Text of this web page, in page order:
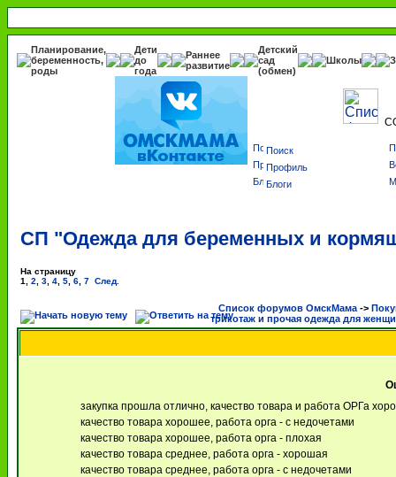
Планирование,
беременность,
роды
Дети
до
года
Раннее
развитие
Детский
сад
(обмен)
Школы
Поиск
Профиль
Блоги
СП "Одежда для беременных и
На страницу
1
2 3 4 5 6 7 След.
Список форумов ОмскМама ->
трикотаж и прочая одежда для
закупка прошла отлично, качество товара и работа ОРГа
качество товара хорошее, работа орга - с недочетами
качество товара хорошее, работа орга - плохая
качество товара среднее, работа орга - хорошая
качество товара среднее, работа орга - с недочетами